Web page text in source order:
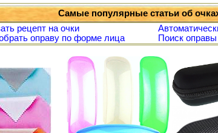
Самые популярные статьи об
рецепт на очки
оправу по форме лица
Поиск